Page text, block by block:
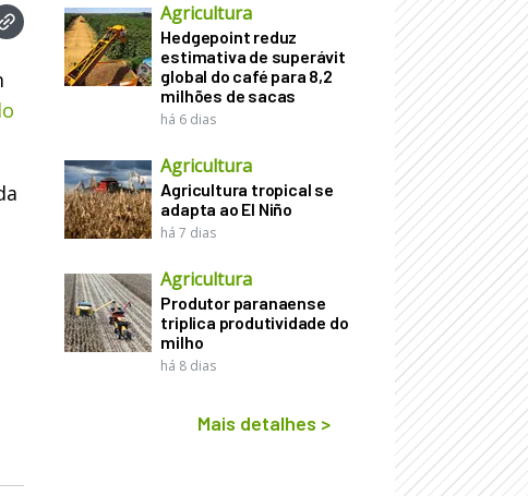
Agricultura
Hedgepoint reduz
estimativa de superávit
global do café para 8,2
milhões de sacas
há 6 dias
Agricultura
Agricultura tropical se
adapta ao El Niño
há 7 dias
Agricultura
Produtor paranaense
triplica produtividade do
milho
há 8 dias
Mais detalhes >